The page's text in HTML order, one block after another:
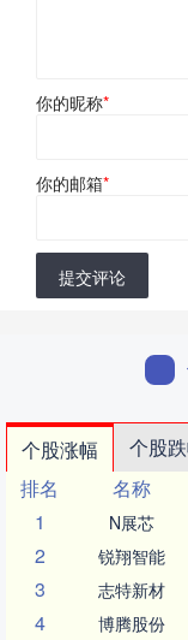
你的昵称*
你的邮箱*
提交评论
个股涨幅 个股
排名
名称
1
N展芯
2 锐翔智能
3 志特新材
4 博腾股份